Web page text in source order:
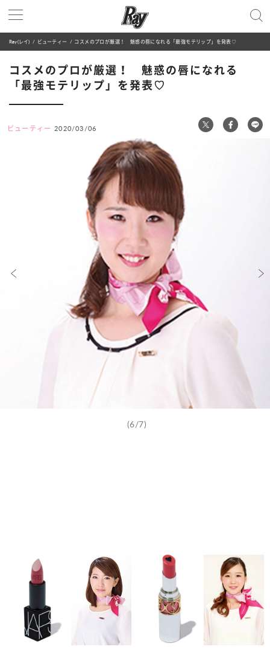
Ray(レイ) ビューティー コスメのプロが厳選！ 魅惑の唇になれる「最強モテリップ」を発表♡
コスメのプロが厳選！ 魅惑の唇になれる
「最強モテリップ」を発表♡
ビューティー 2020/03/06
(6/7)